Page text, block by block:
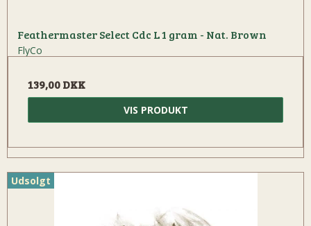
Feathermaster Select Cdc L 1 gram - Nat. Brown
FlyCo
139,00 DKK
VIS PRODUKT
Udsolgt